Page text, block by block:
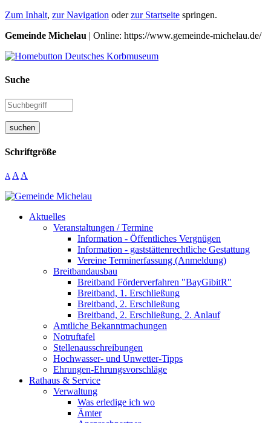
Zum Inhalt, zur Navigation oderzur Startseite springen.
Gemeinde Michelau | Online: https://www.gemeinde-michelau.de/
Suche
suchen
Schriftgröße
A A A
Aktuelles
Veranstaltungen / Termine
Information - Öffentliches Vergnügen
Information - gaststättenrechtliche Gestattung
Vereine Terminerfassung (Anmeldung)
Breitbandausbau
Breitband Förderverfahren "BayGibitR"
Breitband, 1. Erschließung
Breitband, 2. Erschließung
Breitband, 2. Erschließung, 2. Anlauf
Amtliche Bekanntmachungen
Notruftafel
Stellenausschreibungen
Hochwasser- und Unwetter-Tipps
Ehrungen-Ehrungsvorschläge
Rathaus & Service
Verwaltung
Was erledige ich wo
Ämter